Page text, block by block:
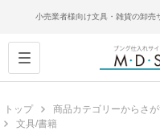
小売業者様向け文具・雑貨の卸売
トップ 商品カテゴリーからさ
文具/書籍